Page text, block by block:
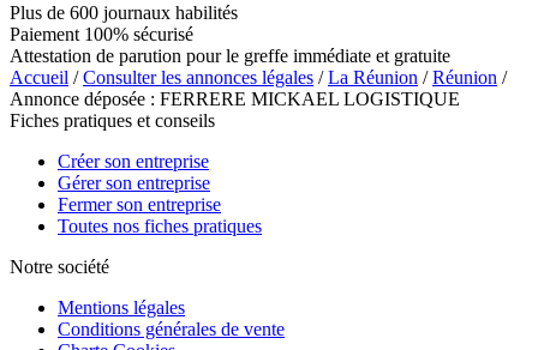
Plus de 600 journaux habilités
Paiement 100% sécurisé
Attestation de parution pour le greffe immédiate et gratuite
Accueil /Consulter les annonces légales /La Réunion /Réunion /
Annonce déposée : FERRERE MICKAEL LOGISTIQUE
Fiches pratiques et conseils
Créer son entreprise
Gérer son entreprise
Fermer son entreprise
Toutes nos fiches pratiques
Notre société
Mentions légales
Conditions générales de vente